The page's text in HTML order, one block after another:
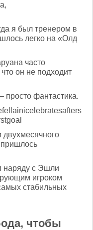
я был тренером в
легко на «Олд
часто
он не подходит
просто фантастика.
пришлось
наряду с Эшли
игроком
стабильных
чтобы